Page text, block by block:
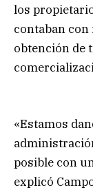
los
contaban
obtención de
«Estamos
posible con
explicó